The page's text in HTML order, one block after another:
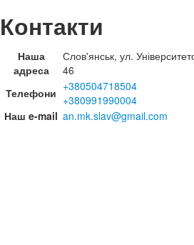
Контакти
Наша
адреса
Слов'янськ, ул.
46
Телефони +380504718504
+380991990004
Наш e-mail an.mk.slav@gmail.com